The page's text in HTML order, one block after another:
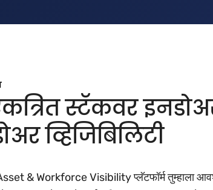
स्टॅकवर
व्हिजिबिलिटी
& Workforce Visibility प्लॅटफॉर्म तुम्हाला